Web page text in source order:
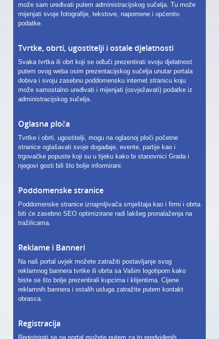
može sam uređivati putem administracijskog sučelja. Tu može
mijenjati svoje fotografije, tekstove, napomene i općenito
podatke.
Tvrtke, obrti, ugostitelji i ostale djelatnosti
Svaka tvrtka ili obrt koji se odluči prezentirati svoju djelatnost
putem ovog weba osim prezentacijskog sučelja unutar portala
dobiva i svoju zasebnu poddomensku internet stranicu koju
može samostalno uređivati i mijenjati (osvježavati) podatke iz
administracijskog sučelja.
Oglasna ploča
Tvrtke i obrti, ugostitelji, mogu na oglasnoj ploči početne
stranice oglašavati svoje događaje, evente, partije kao i
trgovačke popuste koji su u tijeku kako bi stanovnici Grada i
njegovi gosti bili što bolje informirani.
Poddomenske stranice
Poddomenske stranice iznajmljivača smještaja kao i firmi i obrta
biti će zasebno SEO optimizirane radi lakšeg pronalaženja na
tražilicama.
Reklame i Banneri
Na naš portal uvjek možete zatražiti postavljanje svog
reklamnog bannera tvrtke ili obrta sa Vašim logotipom kako
biste se što bolje prezentirali kupcima i klijentima. Cijene
reklamnih bannera i ostalih usluga zatražite putem kontakt
obrasca.
Registracija
Registrirati se na portal možete putem za to predviđenih